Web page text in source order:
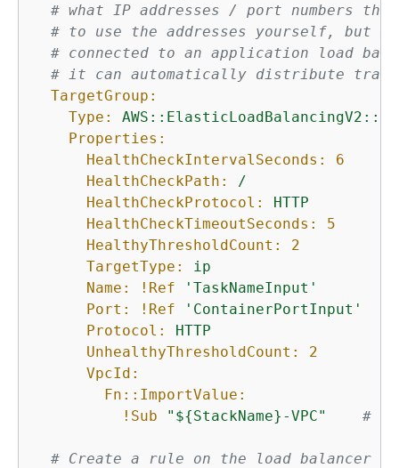
# what IP addresses / port numbers
# to use the addresses yourself, but
# connected to an application load
# it can automatically distribute
TargetGroup:
Type:
Properties:
HealthCheckIntervalSeconds:
6
HealthCheckPath:
/
HealthCheckProtocol:
HTTP
HealthCheckTimeoutSeconds:
5
HealthyThresholdCount:
2
TargetType:
ip
Name:
!Ref
'TaskNameInput'
Port:
!Ref
'ContainerPortInput'
Protocol:
HTTP
UnhealthyThresholdCount:
2
VpcId:
Fn::ImportValue:
!Sub
"${StackName}-VPC" #
# Create a rule on the load